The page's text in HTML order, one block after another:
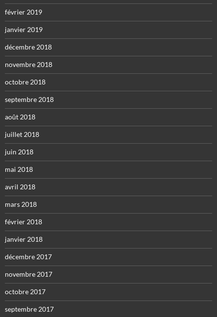
février 2019
janvier 2019
décembre 2018
novembre 2018
octobre 2018
septembre 2018
août 2018
juillet 2018
juin 2018
mai 2018
avril 2018
mars 2018
février 2018
janvier 2018
décembre 2017
novembre 2017
octobre 2017
septembre 2017